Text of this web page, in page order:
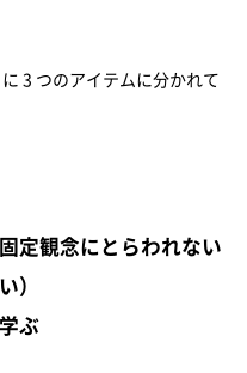
3 つのアイテムに分かれて
定観念にとらわれない
）
ぶ